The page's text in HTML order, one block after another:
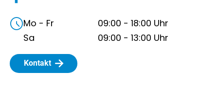
Mo - Fr 09:00 -18:00 Uhr
Sa
09:00 -13:00 Uhr
Kontakt